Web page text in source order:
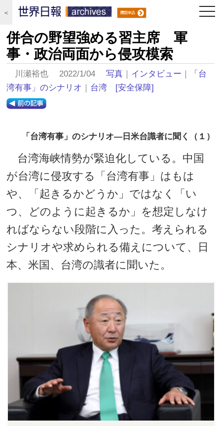
＜
併合の野望強める習主席 軍
事・政治両面から侵攻模索
川瀬裕也 2022/1/04写真 ｜ インタビュー ｜
「台
湾有事」のシナリオ ｜ 台湾 [安全保障]
「台湾有事」のシナリオ―日米台識者に聞く（１）
台湾海峡情勢が緊迫化している。中国
が台湾に侵攻する「台湾有事」はもは
や、「起きるかどうか」ではなく「い
つ、どのように起きるか」を想定しなけ
ればならない段階に入った。考えられる
シナリオや求められる備えについて、日
本、米国、台湾の識者に聞いた。